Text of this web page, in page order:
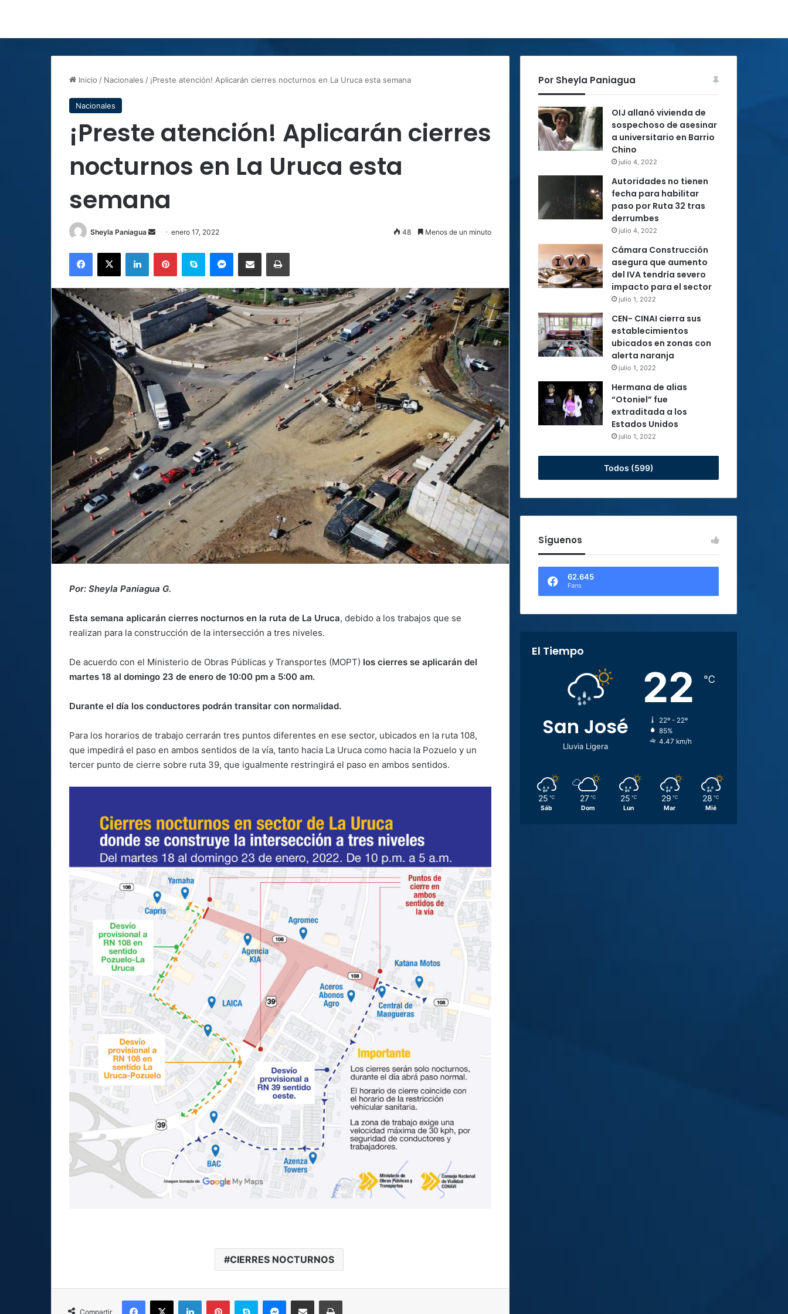
Inicio / Nacionales / ¡Preste atención! Aplicarán cierres nocturnos en La Uruca esta semana
Nacionales
¡Preste atención! Aplicarán cierres
nocturnos en La Uruca esta
semana
Sheyla Paniagua
Send
email
enero 17, 2022 48 Menos de un minuto
Facebook
X LinkedInPinterestSkype MessengerCompartir por correo electrónicoImprimir
Por: Sheyla Paniagua G.
Esta semana aplicarán cierres nocturnos en la ruta de La Uruca, debido a los trabajos que se
realizan para la construcción de la intersección a tres niveles.
De acuerdo con el Ministerio de Obras Públicas y Transportes (MOPT) los cierres se aplicarán del
martes 18 al domingo 23 de enero de 10:00 pm a 5:00 am.
Durante el día los conductores podrán transitar con normalidad.
Para los horarios de trabajo cerrarán tres puntos diferentes en ese sector, ubicados en la ruta 108,
que impedirá el paso en ambos sentidos de la vía, tanto hacia La Uruca como hacia la Pozuelo y un
tercer punto de cierre sobre ruta 39, que igualmente restringirá el paso en ambos sentidos.
CIERRES NOCTURNOS
Compartir
Facebook
X LinkedInPinterestSkype MessengerCompartir por correo electrónicoImprimir
Por Sheyla Paniagua
OIJ allanó vivienda de
sospechoso de asesinar
a universitario en Barrio
Chino
julio 4, 2022
Autoridades no tienen
fecha para habilitar
paso por Ruta 32 tras
derrumbes
julio 4, 2022
Cámara Construcción
asegura que aumento
del IVA tendría severo
impacto para el sector
julio 1, 2022
CEN- CINAI cierra sus
establecimientos
ubicados en zonas con
alerta naranja
julio 1, 2022
Hermana de alias
“Otoniel” fue
extraditada a los
Estados Unidos
julio 1, 2022
Todos (599)
Síguenos
62.645
Fans
El Tiempo
San José
Lluvia Ligera
22 ℃
22º - 22º
85%
4.47 km/h
25 ℃
Sáb
27 ℃
Dom
25 ℃
Lun
29 ℃
Mar
28 ℃
Mié